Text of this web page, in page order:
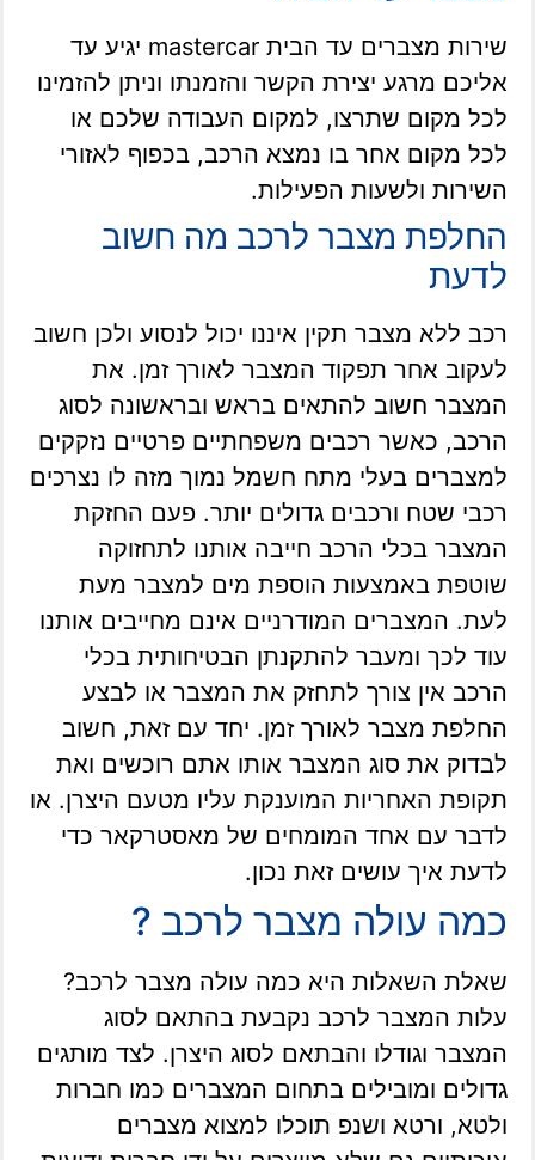
שירות מצברים עד הבית mastercar יגיע עד
אליכם מרגע יצירת הקשר והזמנתו וניתן להזמינו
לכל מקום שתרצו, למקום העבודה שלכם או
לכל מקום אחר בו נמצא הרכב, בכפוף לאזורי
השירות ולשעות הפעילות.
החלפת מצבר לרכב מה חשוב
לדעת
רכב ללא מצבר תקין איננו יכול לנסוע ולכן חשוב
לעקוב אחר תפקוד המצבר לאורך זמן. את
המצבר חשוב להתאים בראש ובראשונה לסוג
הרכב, כאשר רכבים משפחתיים פרטיים נזקקים
למצברים בעלי מתח חשמל נמוך מזה לו נצרכים
רכבי שטח ורכבים גדולים יותר. פעם החזקת
המצבר בכלי הרכב חייבה אותנו לתחזוקה
שוטפת באמצעות הוספת מים למצבר מעת
לעת. המצברים המודרניים אינם מחייבים אותנו
עוד לכך ומעבר להתקנתן הבטיחותית בכלי
הרכב אין צורך לתחזק את המצבר או לבצע
החלפת מצבר לאורך זמן. יחד עם זאת, חשוב
לבדוק את סוג המצבר אותו אתם רוכשים ואת
תקופת האחריות המוענקת עליו מטעם היצרן. או
לדבר עם אחד המומחים של מאסטרקאר כדי
לדעת איך עושים זאת נכון.
כמה עולה מצבר לרכב ?
שאלת השאלות היא כמה עולה מצבר לרכב?
עלות המצבר לרכב נקבעת בהתאם לסוג
המצבר וגודלו והבתאם לסוג היצרן. לצד מותגים
גדולים ומובילים בתחום המצברים כמו חברות
ולטא, ורטא ושנפ תוכלו למצוא מצברים